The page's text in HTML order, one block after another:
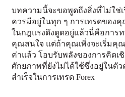
บทความนี้จะขอพูดถึงสิ่งที่ไม่ใช่เ
ควรมีอยู่ในทุก ๆ การเทรดของ
ในกฎแรงดึงดูดอยู่แล้วนี่คือการ
คุณสนใจ แต่ถ้าคุณเพิ่งจะเริ่มคุณ
ค่าแล้ว โอบรับพลังของการคิดเ
ศักยภาพที่ยังไม่ได้ใช้ซึ่งอยู่ในตั
สำเร็จในการเทรด Forex